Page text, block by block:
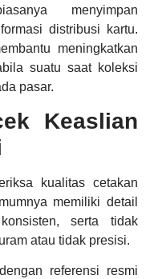
menyimpan
distribusi kartu.
meningkatkan
suatu saat koleksi
pasar.
Keaslian
kualitas cetakan
memiliki detail
serta tidak
atau tidak presisi.
referensi resmi